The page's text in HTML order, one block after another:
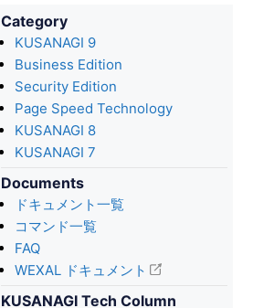
Category
KUSANAGI 9
Business Edition
Security Edition
Page Speed Technology
KUSANAGI 8
KUSANAGI 7
Documents
ドキュメント一覧
コマンド一覧
FAQ
WEXAL ドキュメント
KUSANAGI Tech Column